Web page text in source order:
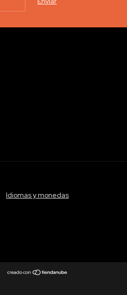
Idiomas y monedas